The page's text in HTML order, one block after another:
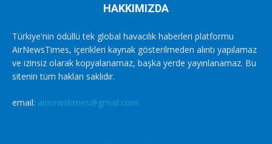
HAKKIMIZDA
Türkiye'nin ödüllü tek global havacılık haberleri platformu
AirNewsTimes, içerikleri kaynak gösterilmeden alıntı yapılamaz
ve izinsiz olarak kopyalanamaz, başka yerde yayınlanamaz. Bu
sitenin tüm hakları saklıdır.
email: airnewstimes@gmail.com